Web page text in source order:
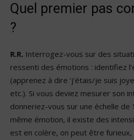
Quel premier pas
?
R.R. Interrogez-vous sur des
ressenti des émotions : identifiez
(apprenez à dire ‘j’étais/je suis
etc.). Si vous deviez mesurer son
donneriez-vous sur une échelle de
même émotion, il existe des
est en colère, on peut être